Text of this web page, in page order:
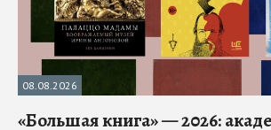
08.08.2026
«Большая книга» — 2026: